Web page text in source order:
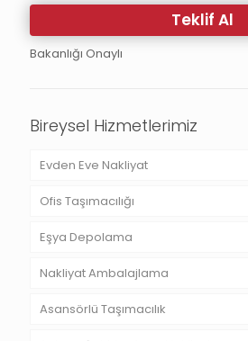
Teklif Al
Bakanlığı Onaylı
Bireysel Hizmetlerimiz
Evden Eve Nakliyat
Ofis Taşımacılığı
Eşya Depolama
Nakliyat Ambalajlama
Asansörlü Taşımacılık